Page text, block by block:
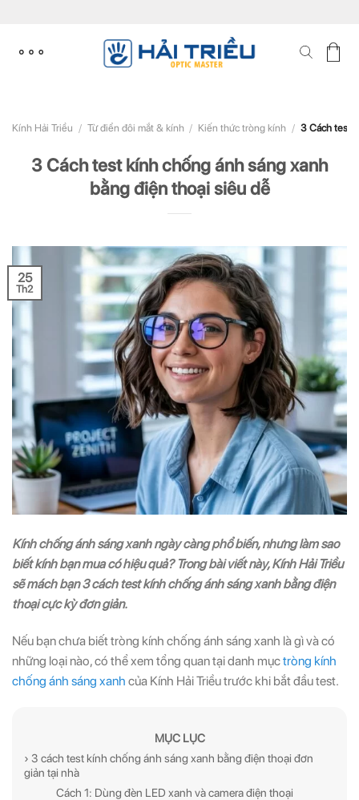
content
Kính Hải Triều / Từ điển đôi mắt & kính / Kiến thức tròng kính / 3 Cách test
3 Cách test kính chống ánh sáng xanh
bằng điện thoại siêu dễ
25
Th2
Kính chống ánh sáng xanh ngày càng phổ biến, nhưng làm sao
biết kính bạn mua có hiệu quả? Trong bài viết này, Kính Hải Triều
sẽ mách bạn 3 cách test kính chống ánh sáng xanh bằng điện
thoại cực kỳ đơn giản.
Nếu bạn chưa biết tròng kính chống ánh sáng xanh là gì và có
những loại nào, có thể xem tổng quan tại danh mụctròng kính
chống ánh sáng xanh của Kính Hải Triều trước khi bắt đầu test.
MỤC LỤC
› 3 cách test kính chống ánh sáng xanh bằng điện thoại đơn
giản tại nhà
Cách 1: Dùng đèn LED xanh và camera điện thoại